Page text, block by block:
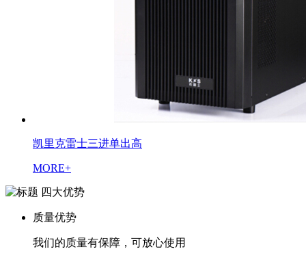
凯里克雷士三进单出高
MORE+
四大优势
质量优势
我们的质量有保障，可放心使用